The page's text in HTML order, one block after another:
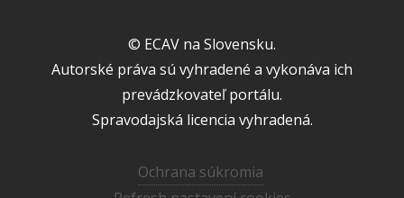
© ECAV na Slovensku.
Autorské práva sú vyhradené a vykonáva ich
prevádzkovateľ portálu.
Spravodajská licencia vyhradená.
Ochrana súkromia